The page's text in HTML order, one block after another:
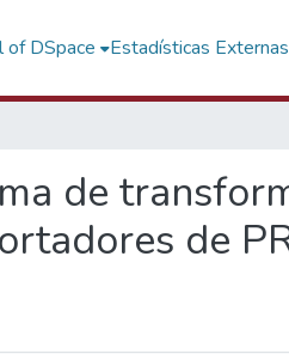
of DSpace Estadísticas Externas
de
de